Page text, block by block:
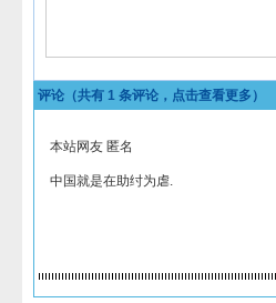
评论（共有 1 条评论，点击查看更多）
本站网友 匿名
中国就是在助纣为虐.